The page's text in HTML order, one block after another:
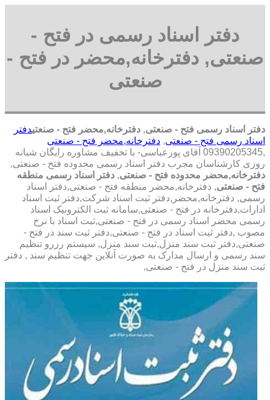
دفتر اسناد رسمی در فتح -
صنعتی, دفترخانه,محضر در فتح -
صنعتی
دفتر اسناد رسمی فتح - صنعتی, دفترخانه,محضر فتح - صنعتیدفتر
اسناد رسمی فتح - صنعتی, دفترخانه,محضر فتح - صنعتی
,09390205345 آقای پورعباسی- با تخفیف مشاوره رايگان شبانه
روزی کارشناسان مجرب دفتر اسناد رسمی محدوده فتح - صنعتی,
دفترخانه,محضر محدوده فتح - صنعتی, دفتر اسناد رسمی منطقه
فتح - صنعتی, دفترخانه,محضر منطقه فتح - صنعتی,دفتر اسناد
رسمی, دفترخانه,محضر,دفتر ثبت اسناد شرکت,دفتر ثبت اسناد
ادارات,دفترخانه در فتح - صنعتی,سامانه ثبت الکترونیک اسناد
رسمی محضر اسناد رسمی در فتح - صنعتی,ثبت اسناد با نرخ
مصوب ,دفتر ثبت اسناد در فتح - صنعتی,دفتر ثبت سند در فتح -
صنعتی,دفتر ثبت سند منزل,ثبت سند منزل, سیستم رزرو تنظیم
سند رسمی و ارسال مدارک به صورت آنلاین جهت تنظیم سند , دفتر
ثبت سند منزل در فتح - صنعتی,